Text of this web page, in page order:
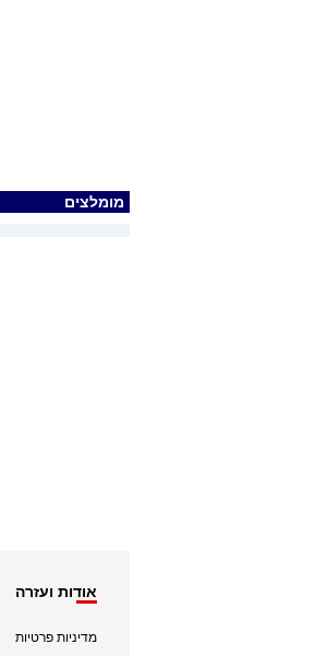
מומלצים
אודות ועזרה
מדיניות פרטיות